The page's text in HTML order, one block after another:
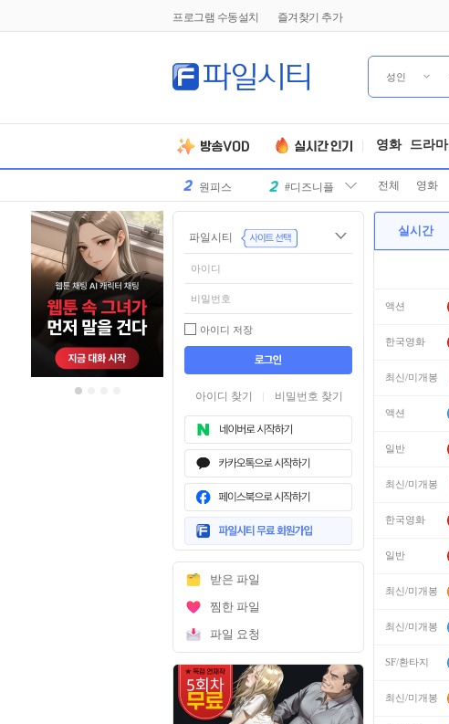
프로그램 수동설치 즐겨찾기 추가
성인
영화 드라마
원피스
#디즈니플
러스
스파이더맨 #유쾌한
슈퍼걸
#슈퍼히어
만달로리안
동궁
악마는프라
다를입는다
#특수부대
디스클로저
데이
#소지섭
유부녀킬러 #전지현
군체 #넷플릭스
전체 영화
파일시티
아이디 저장
들
아이디 찾기 비밀번호 찾기
회
가
입
받은 파일
찜한 파일
파일 요청
실시간
액션
한국영화
최신/미개봉
액션
일반
최신/미개봉
한국영화
일반
최신/미개봉
최신/미개봉
SF/환타지
최신/미개봉